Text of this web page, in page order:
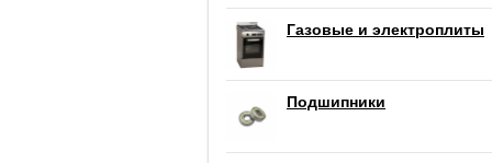
Газовые и электроплиты
Подшипники